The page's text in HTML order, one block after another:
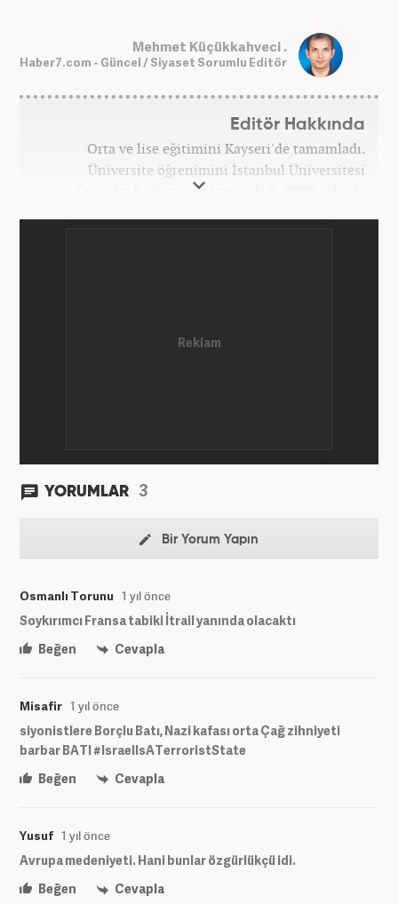
Mehmet Küçükkahveci .
Haber7.com - Güncel / Siyaset Sorumlu Editör
Editör Hakkında
Orta ve lise eğitimini Kayseri'de tamamladı.
Üniversite öğrenimini İstanbul Üniversitesi
Coğrafya bölümünde tamamladı. 2008 yılında
YORUMLAR 3
Bir Yorum Yapın
Osmanlı Torunu 1 yıl önce
Soykırımcı Fransa tabiki İtrail yanında olacaktı
Beğen
Cevapla
Misafir 1 yıl önce
siyonistlere Borçlu Batı, Nazi kafası orta Çağ zihniyeti
barbar BATI #IsraelIsATerroristState‌
Beğen
Cevapla
Yusuf 1 yıl önce
Avrupa medeniyeti. Hani bunlar özgürlükçü idi.
Beğen
Cevapla